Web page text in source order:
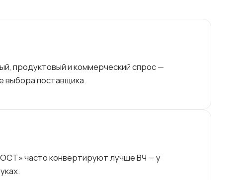
продуктовый и коммерческий спрос —
выбора поставщика.
часто конвертируют лучше ВЧ — у